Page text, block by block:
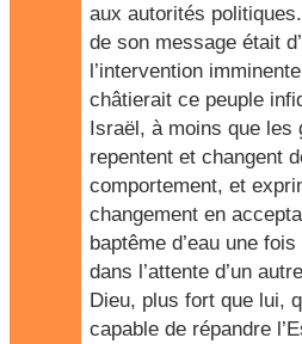
aux autorités
de son message était
l’intervention
châtierait ce peuple
Israël, à moins que les
repentent et changent
comportement, et
changement en
baptême d’eau une
dans l’attente d’un
Dieu, plus fort que lui,
capable de répandre